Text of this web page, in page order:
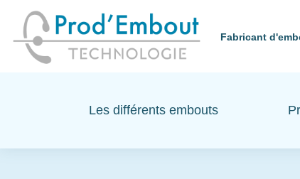
Fabricant
Les différents embouts